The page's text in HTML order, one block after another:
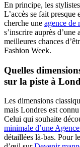
En principe, les
L’accès se fait
cherche une agence de
s’inscrire auprès
meilleures chances
Fashion Week.
Quelles
sur la piste à
Les dimensions
mais Londres est
Celui qui souhaite
minimale d’une
détaillées là-bas. Pour